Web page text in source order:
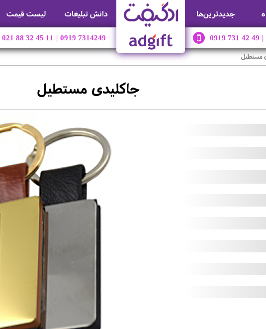
جديدترين‌ها دانش تبلیغات لیست قیمت
021 88 32 45 11 | 0919 7314249 0919 731 42 49 |
مستطیل
جاکلیدی مستطیل